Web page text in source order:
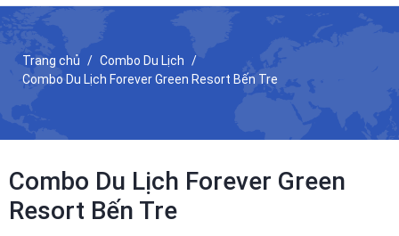
Trang chủ
Combo Du Lịch
Combo Du Lịch Forever Green Resort Bến Tre
Combo Du Lịch Forever Green
Resort Bến Tre